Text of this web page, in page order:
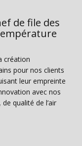
de file des
création
pour nos clients
leur empreinte
avec nos
qualité de l’air